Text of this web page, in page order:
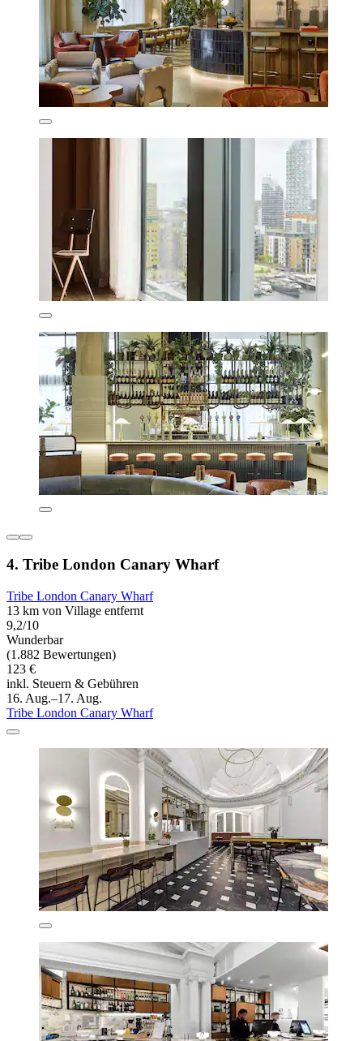
4. Tribe London Canary Wharf
Tribe London Canary Wharf
13 km von Village entfernt
9,2/10
Wunderbar
(1.882 Bewertungen)
123 €
inkl. Steuern & Gebühren
16. Aug.–17. Aug.
Tribe London Canary Wharf